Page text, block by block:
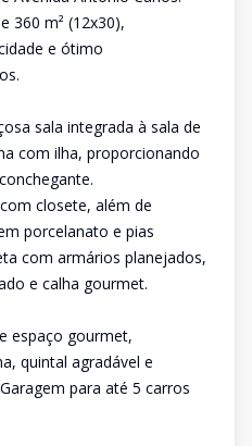
360 m² (12x30),
e ótimo
sala integrada à sala de
com ilha, proporcionando
closete, além de
porcelanato e pias
com armários planejados,
e calha gourmet.
espaço gourmet,
quintal agradável e
para até 5 carros